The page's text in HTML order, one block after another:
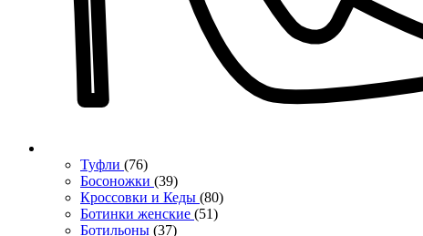
Туфли (76)
Босоножки (39)
Кроссовки и Кеды (80)
Ботинки женские (51)
Ботильоны (37)